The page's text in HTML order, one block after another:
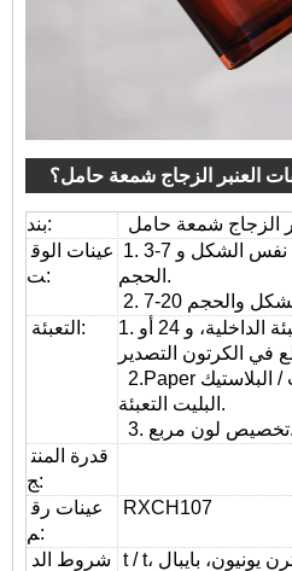
العنبر الزجاج شمعة حامل؟
بند:
الزجاج شمعة حامل
ت:
1. 3-7 أيام إذا كان هناك الخروج من نفس الشكل و
الحجم.
التعبئة:
1. مربع البني العادي مربع التعبئة الداخلية، و 24 أو
2.Paper صينية البليت / الخشب البليت / البلاستيك
البليت التعبئة.
3. تخصيص لون مربع.
ج:
م:
RXCH107